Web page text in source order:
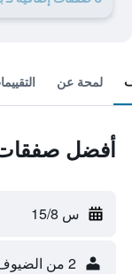
لمحة عن
أفضل
س 15/8
2 من الضيوف، غرفة واحدة